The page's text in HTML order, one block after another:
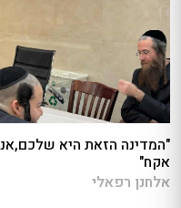
"המדינה הזאת היא
אקח"
אלחנן רפאלי